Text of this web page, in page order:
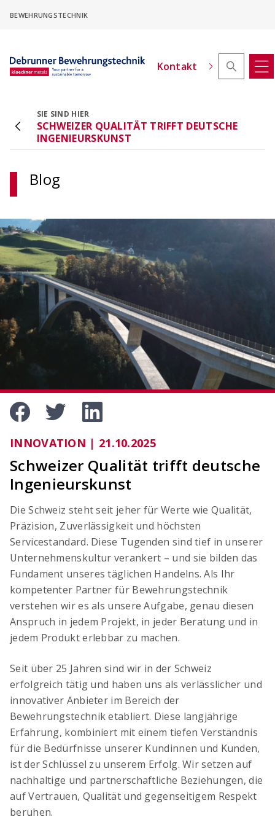
content
BEWEHRUNGSTECHNIK
Kontakt
ACINOXplus® Höhenversatz - Konfigurator
Kragplattenanschlüsse mit Höhenversatz
OCIMA – Lebensdauerbemessung
Ziellebensdauer von Stahlbetonbauwerken in der
Planungsphase überprüfen
ACILIST
Bewehrungstechnik-Listen einfach und schnell
erstellen
Digitaler Bewehrungsschieber
Stoss- & Verankerungslängen und
Mindestabmessungen von Abbiegeformen -
digital berechnet nach neuer SIA 262 (2025)
SIE SIND HIER
SCHWEIZER QUALITÄT TRIFFT DEUTSCHE
INGENIEURSKUNST
Blog
INNOVATION | 21.10.2025
Schweizer Qualität trifft deutsche
Ingenieurskunst
Die Schweiz steht seit jeher für Werte wie Qualität,
Präzision, Zuverlässigkeit und höchsten
Servicestandard. Diese Tugenden sind tief in unserer
Unternehmenskultur verankert – und sie bilden das
Fundament unseres täglichen Handelns. Als Ihr
kompetenter Partner für Bewehrungstechnik
verstehen wir es als unsere Aufgabe, genau diesen
Anspruch in jedem Projekt, in jeder Beratung und in
jedem Produkt erlebbar zu machen.
Seit über 25 Jahren sind wir in der Schweiz
erfolgreich tätig und haben uns als verlässlicher und
innovativer Anbieter im Bereich der
Bewehrungstechnik etabliert. Diese langjährige
Erfahrung, kombiniert mit einem tiefen Verständnis
für die Bedürfnisse unserer Kundinnen und Kunden,
ist der Schlüssel zu unserem Erfolg. Wir setzen auf
nachhaltige und partnerschaftliche Beziehungen, die
auf Vertrauen, Qualität und gegenseitigem Respekt
beruhen.